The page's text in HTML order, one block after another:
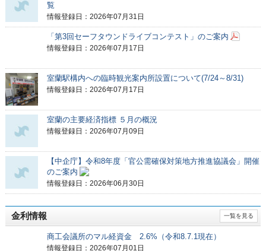
覧
情報登録日：2026年07月31日
「第3回セーフタウンドライブコンテスト」のご案内
情報登録日：2026年07月17日
室蘭駅構内への臨時観光案内所設置について(7/24～8/31)
情報登録日：2026年07月17日
室蘭の主要経済指標 ５月の概況
情報登録日：2026年07月09日
【中企庁】令和8年度「官公需確保対策地方推進協議会」開催
のご案内
情報登録日：2026年06月30日
金利情報 一覧を見る
商工会議所のマル経資金 2.6%（令和8.7.1現在）
情報登録日：2026年07月01日